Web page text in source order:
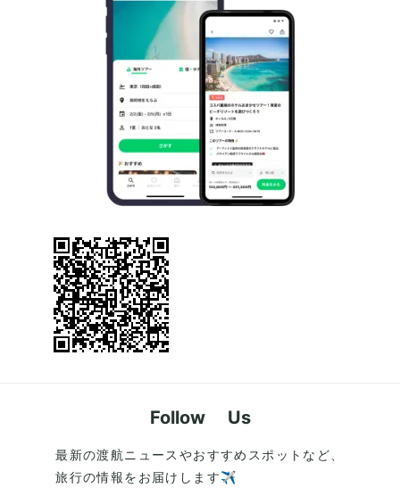
Follow Us
最新の渡航ニュースやおすすめスポットなど、
旅行の情報をお届けします✈️